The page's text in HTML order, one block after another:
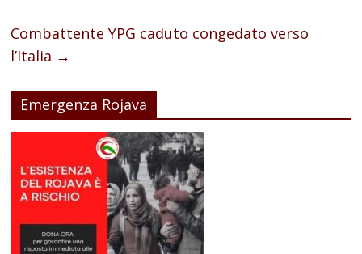
Combattente YPG caduto congedato verso
l’Italia →
Emergenza Rojava